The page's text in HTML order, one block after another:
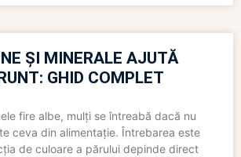
ȘI MINERALE AJUTĂ
GHID COMPLET
fire albe, mulți se întreabă dacă nu
ceva din alimentație. Întrebarea este
de culoare a părului depinde direct